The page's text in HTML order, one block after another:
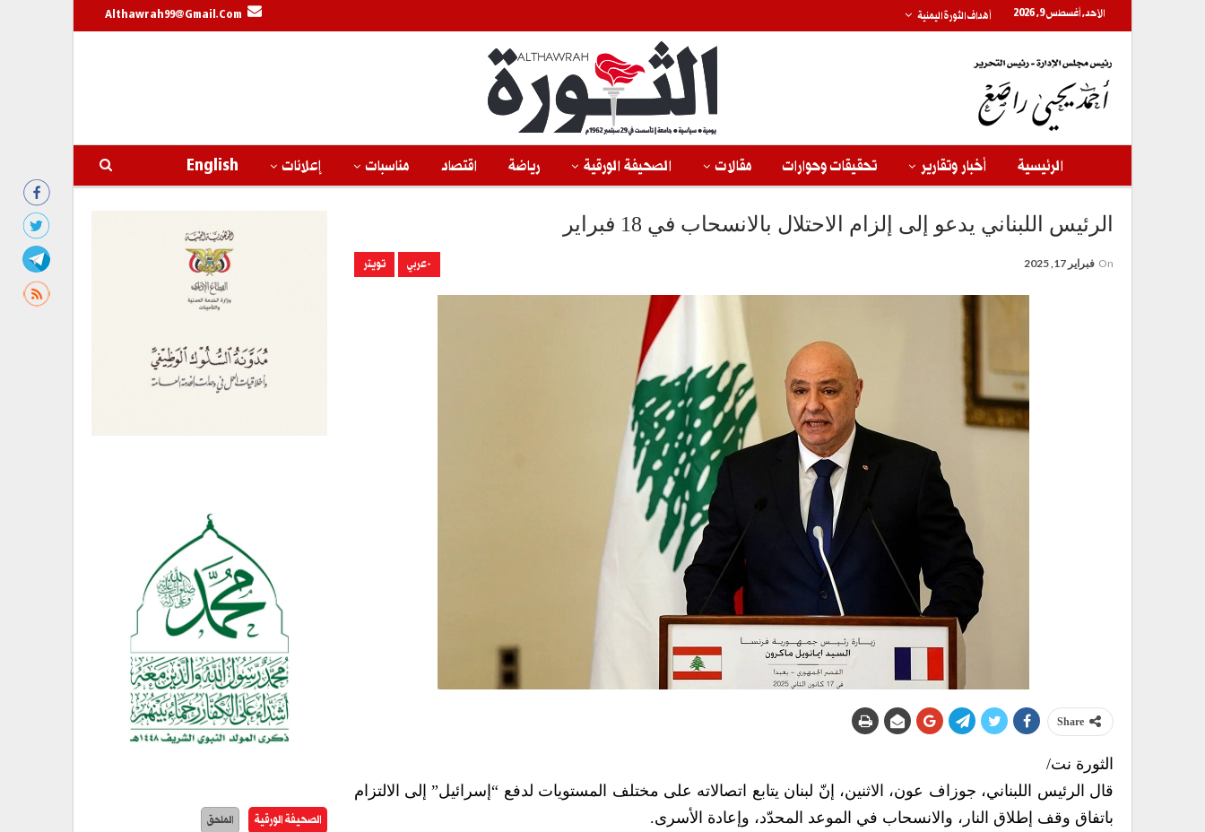
الأحد, أغسطس 9, 2026 أهداف الثورة اليمنية Althawrah99@gmail.com
الرئيسية أخبار وتقارير تحقيقات وحوارات مقالات الصحيفة الورقية رياضة اقتصاد مناسبات إعلانات English
الرئيس اللبناني يدعو إلى إلزام الاحتلال بالانسحاب في 18 فبراير
-عربي تويتر On فبراير 17, 2025
Share
الثورة نت/
قال الرئيس اللبناني، جوزاف عون، الاثنين، إنّ لبنان يتابع اتصالاته على مختلف المستويات لدفع “إسرائيل” إلى الالتزام
باتفاق وقف إطلاق النار، والانسحاب في الموعد المحدّد، وإعادة الأسرى.
الصحيفة الورقية الملحق